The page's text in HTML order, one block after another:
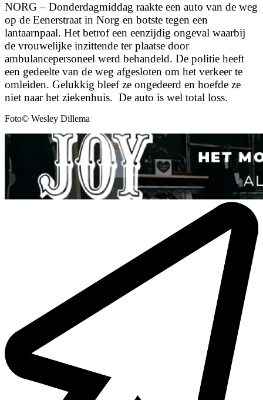
NORG – Donderdagmiddag raakte een auto van de weg
op de Eenerstraat in Norg en botste tegen een
lantaarnpaal. Het betrof een eenzijdig ongeval waarbij
de vrouwelijke inzittende ter plaatse door
ambulancepersoneel werd behandeld. De politie heeft
een gedeelte van de weg afgesloten om het verkeer te
omleiden. Gelukkig bleef ze ongedeerd en hoefde ze
niet naar het ziekenhuis. De auto is wel total loss.
Foto© Wesley Dillema